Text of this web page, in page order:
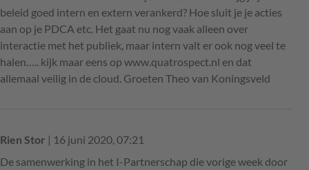
beleid goed intern en extern verankerd? Hoe sluit je je acties
aan op je PDCA etc. Het gaat nu nog vaak alleen over
interactie met het publiek, maar intern valt er ook nog veel te
halen….. kijk maar eens op www.quatrospect.nl en dat
allemaal veilig in de cloud. Groeten Theo van Koningsveld
Rien Stor | 16 juni 2020, 07:21
De samenwerking in het I-Partnerschap die vorige week door